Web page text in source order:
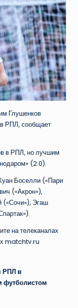
Глушенков
РПЛ, сообщает
в РПЛ, но лучшим
(2:0).
Боселли («Пари
(«Акрон»),
(«Сочи»), Эгаш
на телеканалах
matchtv.ru
РПЛ в
футболистом